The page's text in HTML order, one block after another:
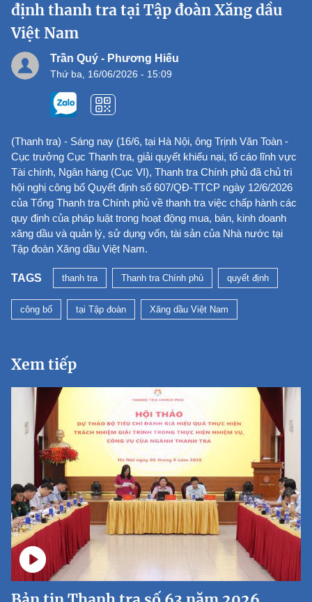
định thanh tra tại Tập đoàn Xăng dầu
Việt Nam
Trần Quý - Phương Hiếu
Thứ ba, 16/06/2026 - 15:09
(Thanh tra) - Sáng nay (16/6, tại Hà Nội, ông Trịnh Văn Toàn -
Cục trưởng Cục Thanh tra, giải quyết khiếu nại, tố cáo lĩnh vực
Tài chính, Ngân hàng (Cục VI), Thanh tra Chính phủ đã chủ trì
hội nghị công bố Quyết định số 607/QĐ-TTCP ngày 12/6/2026
của Tổng Thanh tra Chính phủ về thanh tra việc chấp hành các
quy định của pháp luật trong hoạt động mua, bán, kinh doanh
xăng dầu và quản lý, sử dụng vốn, tài sản của Nhà nước tại
Tập đoàn Xăng dầu Việt Nam.
TAGS thanh tra Thanh tra Chính phủ quyết định
công bố tại Tập đoàn Xăng dầu Việt Nam
Xem tiếp